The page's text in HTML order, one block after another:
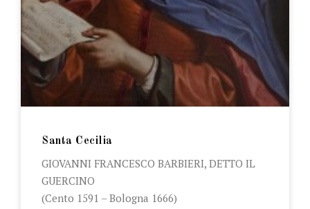
Santa Cecilia
GIOVANNI FRANCESCO BARBIERI, DETTO IL
GUERCINO
(Cento 1591 – Bologna 1666)